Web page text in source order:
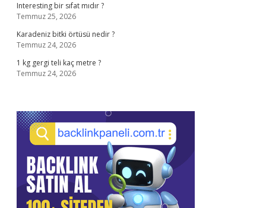
Interesting bir sıfat mıdır ?
Temmuz 25, 2026
Karadeniz bitki örtüsü nedir ?
Temmuz 24, 2026
1 kg gergi teli kaç metre ?
Temmuz 24, 2026